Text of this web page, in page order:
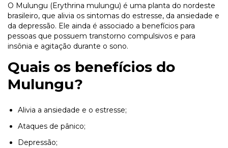
O Mulungu (Erythrina mulungu) é uma planta do nordeste
brasileiro, que alivia os sintomas do estresse, da ansiedade e
da depressão. Ele ainda é associado a benefícios para
pessoas que possuem transtorno compulsivos e para
insônia e agitação durante o sono.
Quais os benefícios do
Mulungu?
Alivia a ansiedade e o estresse;
Ataques de pânico;
Depressão;